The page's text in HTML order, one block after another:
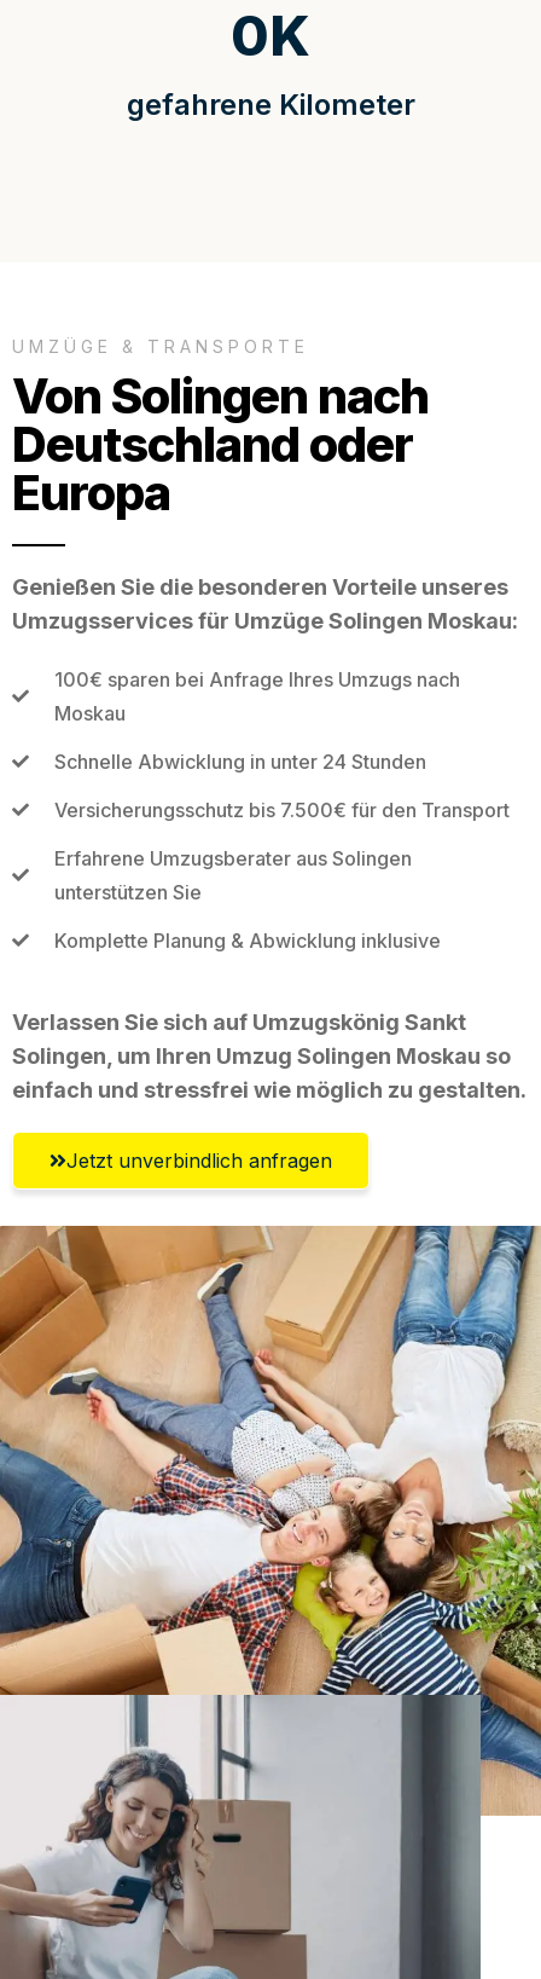
gefahrene Kilometer
0K
UMZÜGE & TRANSPORTE
Von Solingen nach
Deutschland oder
Europa
Genießen Sie die besonderen Vorteile unseres
Umzugsservices für Umzüge Solingen Moskau:
100€ sparen bei Anfrage Ihres Umzugs nach
Moskau
Schnelle Abwicklung in unter 24 Stunden
Versicherungsschutz bis 7.500€ für den Transport
Erfahrene Umzugsberater aus Solingen
unterstützen Sie
Komplette Planung & Abwicklung inklusive
Verlassen Sie sich auf Umzugskönig Sankt
Solingen, um Ihren Umzug Solingen Moskau so
einfach und stressfrei wie möglich zu gestalten.
Jetzt unverbindlich anfragen